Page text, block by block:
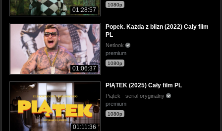
01:28:57
1080p
01:06:37
Popek. Każda z blizn (2022) Cały film
PL
Netlook
premium
1080p
01:11:36
PIĄTEK (2025) Cały film PL
Piątek - serial oryginalny
premium
1080p